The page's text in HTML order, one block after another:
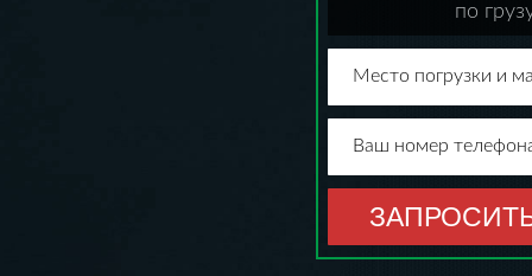
по
Место погрузки и
Ваш номер